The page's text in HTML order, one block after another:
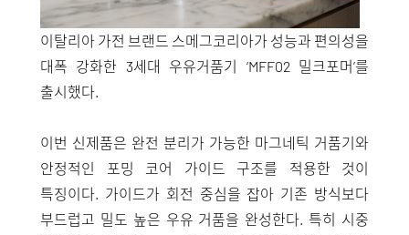
이탈리아 가전 브랜드 스메그코리아가 성능과 편의성을
대폭 강화한 3세대 우유거품기 ‘MFF02 밀크포머’를
출시했다.
이번 신제품은 완전 분리가 가능한 마그네틱 거품기와
안정적인 포밍 코어 가이드 구조를 적용한 것이
특징이다. 가이드가 회전 중심을 잡아 기존 방식보다
부드럽고 밀도 높은 우유 거품을 완성한다. 특히 시중